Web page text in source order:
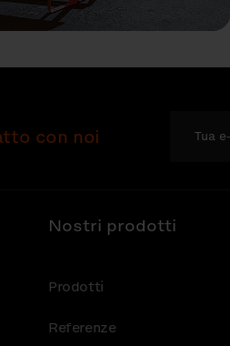
con noi
Nostri prodotti
Prodotti
Referenze